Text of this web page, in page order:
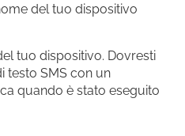
del tuo dispositivo
tuo dispositivo. Dovresti
testo SMS con un
quando è stato eseguito